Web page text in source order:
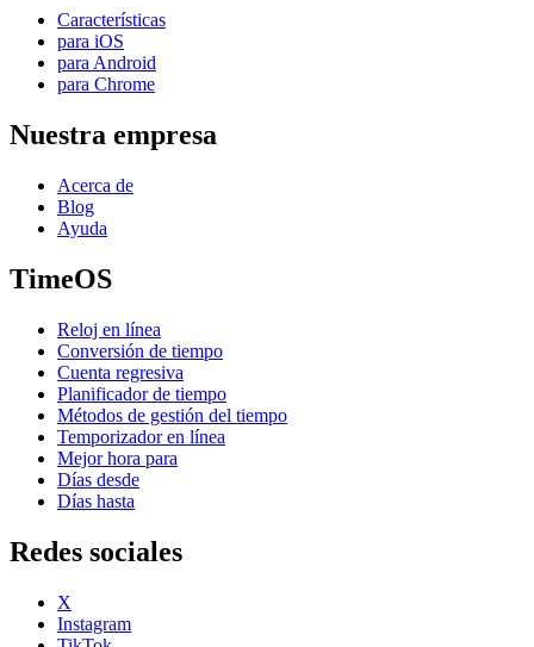
Características
para iOS
para Android
para Chrome
Nuestra empresa
Acerca de
Blog
Ayuda
TimeOS
Reloj en línea
Conversión de tiempo
Cuenta regresiva
Planificador de tiempo
Métodos de gestión del tiempo
Temporizador en línea
Mejor hora para
Días desde
Días hasta
Redes sociales
X
Instagram